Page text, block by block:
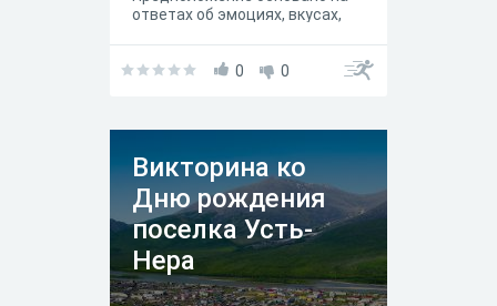
ответах об эмоциях, вкусах,
характера :)
0 0
Викторина ко
Дню рождения
поселка Усть-
Нера